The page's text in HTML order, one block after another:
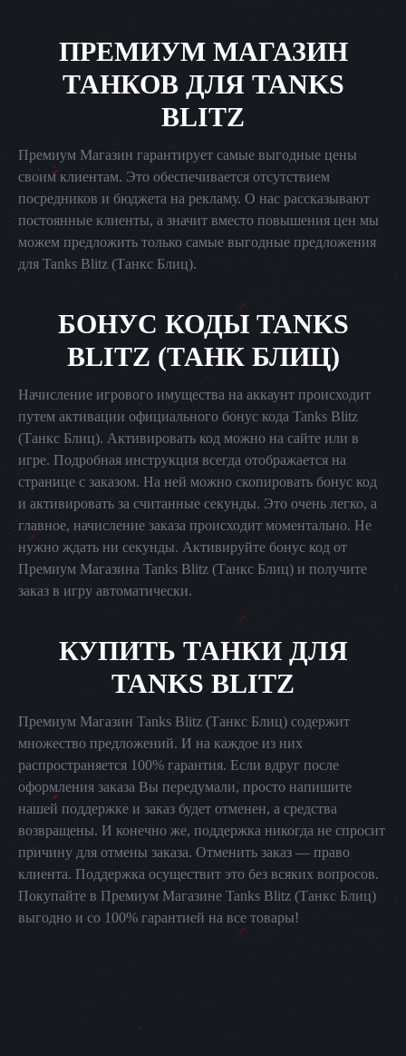
ПРЕМИУМ МАГАЗИН
ТАНКОВ ДЛЯ TANKS
BLITZ
Премиум Магазин гарантирует самые выгодные цены
своим клиентам. Это обеспечивается отсутствием
посредников и бюджета на рекламу. О нас рассказывают
постоянные клиенты, а значит вместо повышения цен мы
можем предложить только самые выгодные предложения
для Tanks Blitz (Танкс Блиц).
БОНУС КОДЫ TANKS
BLITZ (ТАНК БЛИЦ)
Начисление игрового имущества на аккаунт происходит
путем активации официального бонус кода Tanks Blitz
(Танкс Блиц). Активировать код можно на сайте или в
игре. Подробная инструкция всегда отображается на
странице с заказом. На ней можно скопировать бонус код
и активировать за считанные секунды. Это очень легко, а
главное, начисление заказа происходит моментально. Не
нужно ждать ни секунды. Активируйте бонус код от
Премиум Магазина Tanks Blitz (Танкс Блиц) и получите
заказ в игру автоматически.
КУПИТЬ ТАНКИ ДЛЯ
TANKS BLITZ
Премиум Магазин Tanks Blitz (Танкс Блиц) содержит
множество предложений. И на каждое из них
распространяется 100% гарантия. Если вдруг после
оформления заказа Вы передумали, просто напишите
нашей поддержке и заказ будет отменен, а средства
возвращены. И конечно же, поддержка никогда не спросит
причину для отмены заказа. Отменить заказ — право
клиента. Поддержка осуществит это без всяких вопросов.
Покупайте в Премиум Магазине Tanks Blitz (Танкс Блиц)
выгодно и со 100% гарантией на все товары!